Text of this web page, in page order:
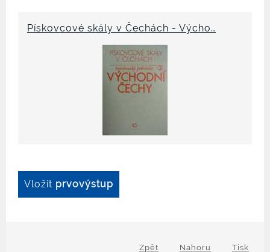
Pískovcové skály v Čechách - Výcho…
Vložit prvovýstup
Tisk
Nahoru
Zpět